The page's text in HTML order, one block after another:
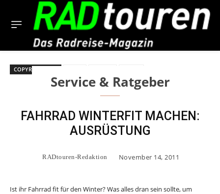
COPYRIGHT BILD
Service & Ratgeber
FAHRRAD WINTERFIT MACHEN:
AUSRÜSTUNG
RADtouren-Redaktion November 14, 2011
Ist ihr Fahrrad fit für den Winter? Was alles dran sein sollte, um